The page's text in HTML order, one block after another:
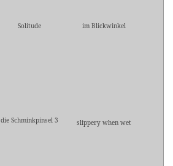
Solitude im Blickwinkel
die Schminkpinsel 3 slippery when wet